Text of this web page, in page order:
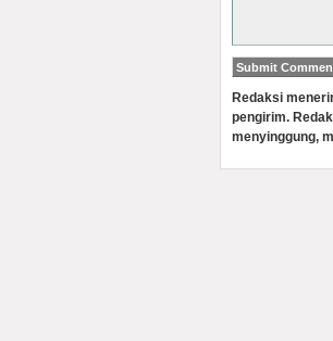
Redaksi
pengirim.
menyinggung,